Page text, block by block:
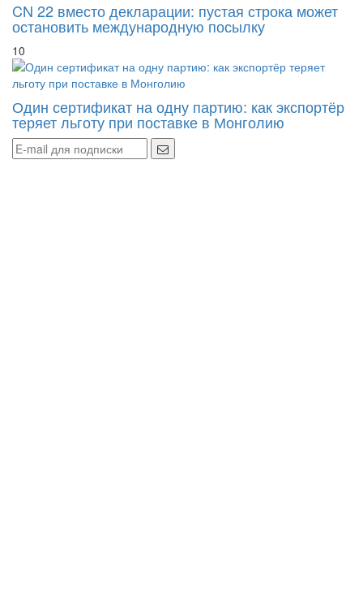
CN 22 вместо декларации: пустая строка может
остановить международную посылку
10
Один сертификат на одну партию: как экспортёр
теряет льготу при поставке в Монголию